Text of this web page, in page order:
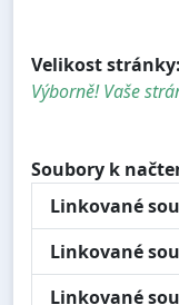
Velikost stránky:
Výborně! Vaše
Soubory k
Linkované
Linkované
Linkované